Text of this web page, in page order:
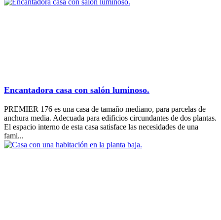
Encantadora casa con salón luminoso.
PREMIER 176 es una casa de tamaño mediano, para parcelas de
anchura media. Adecuada para edificios circundantes de dos plantas.
El espacio interno de esta casa satisface las necesidades de una
fami...